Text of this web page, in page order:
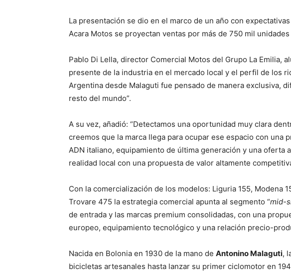
La presentación se dio en el marco de un año con
Acara Motos se proyectan ventas por más de 750 mil
Pablo Di Lella, director Comercial Motos del Grupo La Emilia,
presente de la industria en el mercado local y el perfil de los
Argentina desde Malaguti fue pensado de manera exclusiva,
resto del mundo”.
A su vez, añadió: “Detectamos una oportunidad muy clara
creemos que la marca llega para ocupar ese espacio con una
ADN italiano, equipamiento de última generación y una oferta
realidad local con una propuesta de valor altamente
Con la comercialización de los modelos: Liguria 155, Modena
Trovare 475 la estrategia comercial apunta al segmento “mid-
de entrada y las marcas premium consolidadas, con una
europeo, equipamiento tecnológico y una relación precio-
Nacida en Bolonia en 1930 de la mano de Antonino Malaguti,
bicicletas artesanales hasta lanzar su primer ciclomotor en